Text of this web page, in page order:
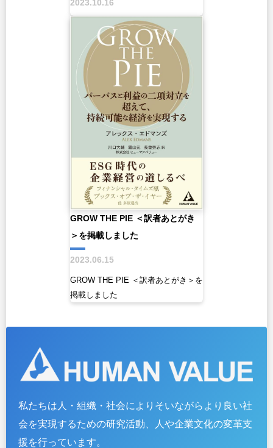
2023.10.16
GROW THE PIE ＜訳者あとがき
＞を掲載しました
2023.06.15
GROW THE PIE ＜訳者あとがき＞を
掲載しました
私たちは人・組織・社会によりそいながらより良い社
会を実現するための研究活動、人や企業文化の変革支
援を行っています。